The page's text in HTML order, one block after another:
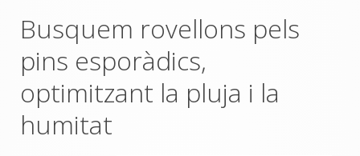
Busquem rovellons pels
pins esporàdics,
optimitzant la pluja i la
humitat